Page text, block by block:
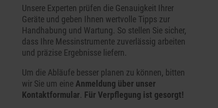
Unsere Experten prüfen die Genauigkeit Ihrer
Geräte und geben Ihnen wertvolle Tipps zur
Handhabung und Wartung. So stellen Sie sicher,
dass Ihre Messinstrumente zuverlässig arbeiten
und präzise Ergebnisse liefern.
Um die Abläufe besser planen zu können, bitten
wir Sie um eine Anmeldung über unser
Kontaktformular. Für Verpflegung ist gesorgt!